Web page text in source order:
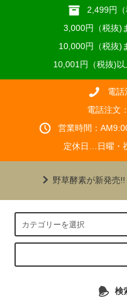
2,499円
3,000円（税抜)
10,000円（税抜)
10,001円（税抜)
電話
電話注文
営業時間：
定休日…日曜・
野草酵素が新発売!!
検